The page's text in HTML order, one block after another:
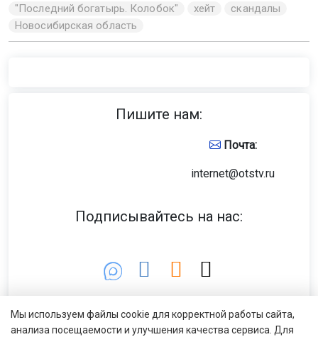
"Последний богатырь. Колобок" хейт
скандалы
Новосибирская область
Пишите нам:
Почта:
internet@otstv.ru
Подписывайтесь на нас:
Мы используем файлы cookie для корректной работы сайта,
анализа посещаемости и улучшения качества сервиса. Для